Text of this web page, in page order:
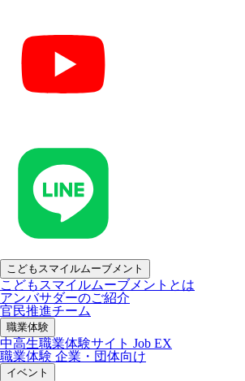
こどもスマイルムーブメント
こどもスマイルムーブメントとは
アンバサダーのご紹介
官民推進チーム
職業体験
中高生職業体験サイト Job EX
職業体験 企業・団体向け
イベント